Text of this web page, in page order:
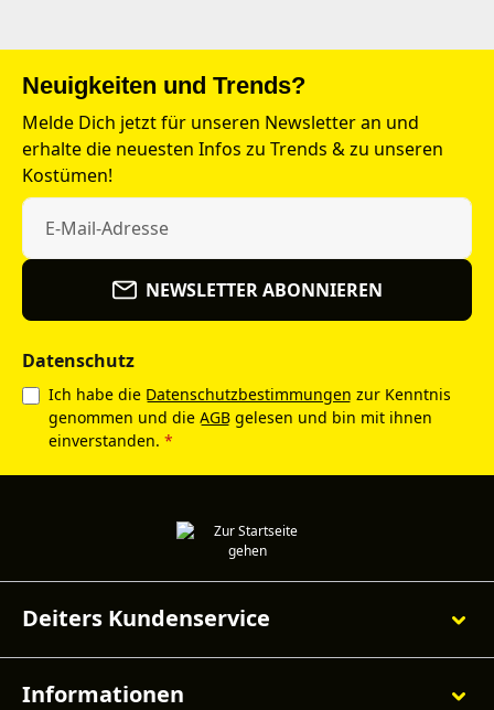
Neuigkeiten und Trends?
Melde Dich jetzt für unseren Newsletter an und
erhalte die neuesten Infos zu Trends & zu unseren
Kostümen!
NEWSLETTER ABONNIEREN
Datenschutz
Ich habe die Datenschutzbestimmungen zur Kenntnis
genommen und die AGB gelesen und bin mit ihnen
einverstanden. *
Deiters Kundenservice
Informationen